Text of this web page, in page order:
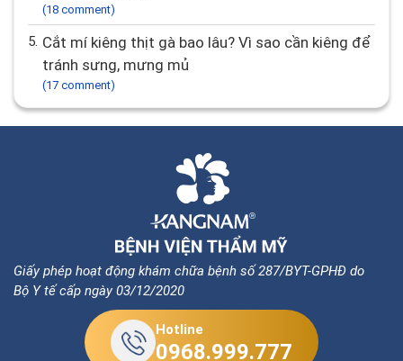
(18 comment)
5. Cắt mí kiêng thịt gà bao lâu? Vì sao cần kiêng để
tránh sưng, mưng mủ
(17 comment)
Giấy phép hoạt động khám chữa bệnh số 287/BYT-GPHĐ do
Bộ Y tế cấp ngày 03/12/2020
Hotline
0968.999.777